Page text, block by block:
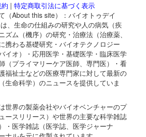
| 特定商取引法に基づく表示
（About this site）：バイオトゥデイ
は、生命の仕組みの研究や人の病気（疾
ズム（機序）の研究・治療法（治療薬、
携わる基礎研究・バイオテクノロジー
イオ）・応用医学・基礎医学・臨床医学
（プライマリーケア医師、専門医）・看
福祉士などの医療専門家に対して最新の
生命科学）のニュースを提供していま
世界の製薬会社やバイオベンチャーのプ
ースリリース）や世界の主要な科学雑誌
・医学雑誌（医学誌、医学ジャーナ